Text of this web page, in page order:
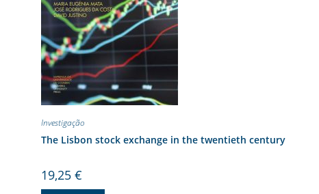
Investigação
The Lisbon stock exchange in the twentieth century
19,25 €